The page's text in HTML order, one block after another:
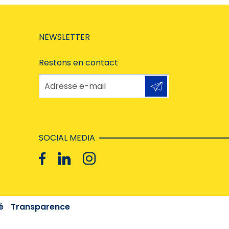
NEWSLETTER
Restons en contact
Adresse e-mail
SOCIAL MEDIA
Transparence